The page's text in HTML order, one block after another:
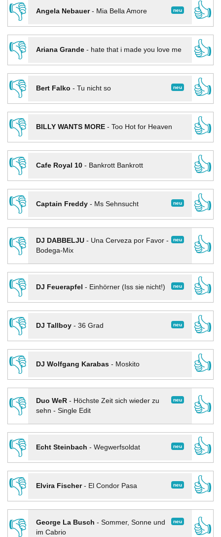
👎 neu
Angela Nebauer- Mia Bella Amore
👍
👎
Ariana Grande- hate that i made you love me
👍
👎
neu
Bert Falko - Tu nicht so
👍
👎
BILLY WANTS MORE- Too Hot for Heaven
👍
👎
Cafe Royal 10- Bankrott Bankrott
👍
👎
neu
Captain Freddy- Ms Sehnsucht
👍
👎
neu
DJ DABBELJU- Una Cerveza por Favor -
Bodega-Mix
👍
👎
neu
DJ Feuerapfel - Einhörner (Iss sie nicht!)
👍
👎
neu
DJ Tallboy- 36 Grad
👍
👎
DJ Wolfgang Karabas- Moskito
👍
👎
neu
Duo WeR- Höchste Zeit sich wieder zu
sehn - Single Edit
👍
👎
neu
Echt Steinbach - Wegwerfsoldat
👍
👎
neu
Elvira Fischer- El Condor Pasa
👍
👎
neu
George La Busch - Sommer, Sonne und
im Cabrio
👍